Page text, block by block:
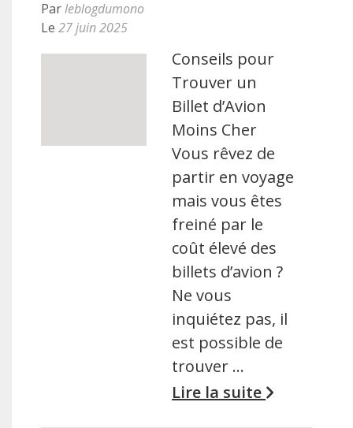
Parleblogdumono
Le 27 juin 2025
Conseils pour
Trouver un
Billet d’Avion
Moins Cher
Vous rêvez de
partir en voyage
mais vous êtes
freiné par le
coût élevé des
billets d’avion ?
Ne vous
inquiétez pas, il
est possible de
trouver …
Lire la suite